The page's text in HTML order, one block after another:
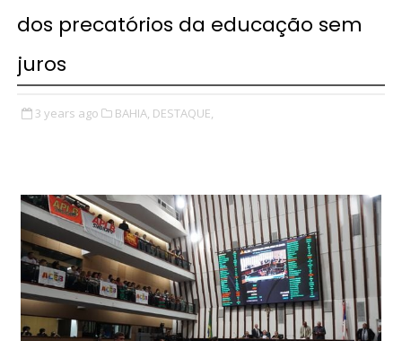
dos precatórios da educação sem
juros
3 years ago BAHIA, DESTAQUE,